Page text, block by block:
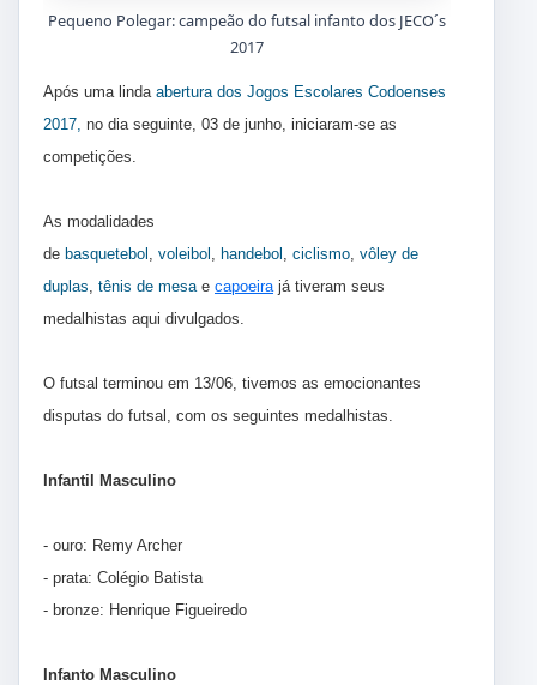
Pequeno Polegar: campeão do futsal infanto dos JECO´s
2017
Após uma linda abertura dos Jogos Escolares Codoenses
2017, no dia seguinte, 03 de junho, iniciaram-se as
competições.
As modalidades
de basquetebol voleibol handebol ciclismo vôley de
duplas tênis de mesa e capoeira já tiveram seus
medalhistas aqui divulgados.
O futsal terminou em 13/06, tivemos as emocionantes
disputas do futsal, com os seguintes medalhistas.
Infantil Masculino
- ouro: Remy Archer
- prata: Colégio Batista
- bronze: Henrique Figueiredo
Infanto Masculino